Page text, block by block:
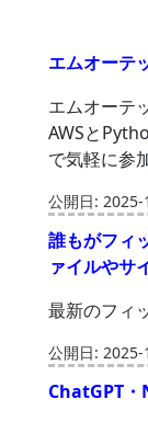
エムオーテ
エムオーテ
AWSと
で気軽に参
公開日:
誰もがフィ
ァイルやサ
最新のフィ
公開日:
ChatGPT・